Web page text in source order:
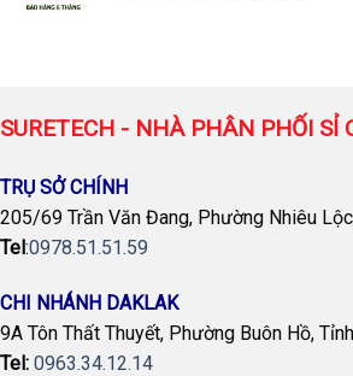
SURETECH - NHÀ PHÂN PHỐI SỈ
TRỤ SỞ CHÍNH
205/69 Trần Văn Đang, Phường Nhiêu
Tel:0978.51.51.59
CHI NHÁNH DAKLAK
9A Tôn Thất Thuyết, Phường Buôn Hồ,
Tel: 0963.34.12.14